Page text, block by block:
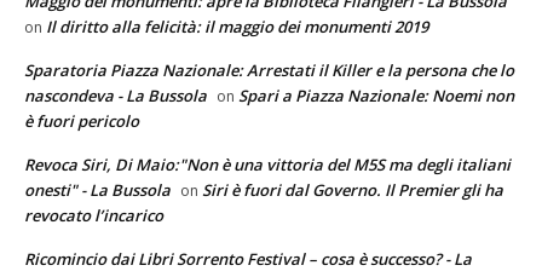
on Il diritto alla felicità: il maggio dei monumenti 2019
Sparatoria Piazza Nazionale: Arrestati il Killer e la persona che lo
nascondeva - La Bussola on Spari a Piazza Nazionale: Noemi non
è fuori pericolo
Revoca Siri, Di Maio:"Non è una vittoria del M5S ma degli italiani
onesti" - La Bussola on Siri è fuori dal Governo. Il Premier gli ha
revocato l’incarico
Ricomincio dai Libri Sorrento Festival – cosa è successo? - La